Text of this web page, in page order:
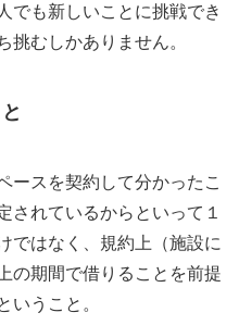
でも新しいことに挑戦でき
挑むしかありません。
ースを契約して分かったこ
されているからといって１
ではなく、規約上（施設に
の期間で借りることを前提
いうこと。